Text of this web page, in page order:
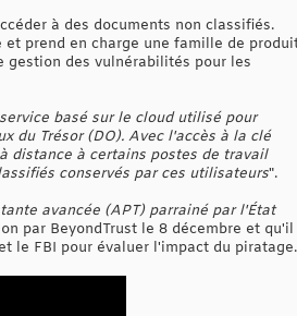
à des documents non classifiés.
prend en charge une famille de
gestion des vulnérabilités pour les
basé sur le cloud utilisé pour
du Trésor (DO). Avec l'accès à la clé
distance à certains postes de travail
conservés par ces utilisateurs".
avancée (APT) parrainé par l'État
par BeyondTrust le 8 décembre et qu'il
le FBI pour évaluer l'impact du piratage.